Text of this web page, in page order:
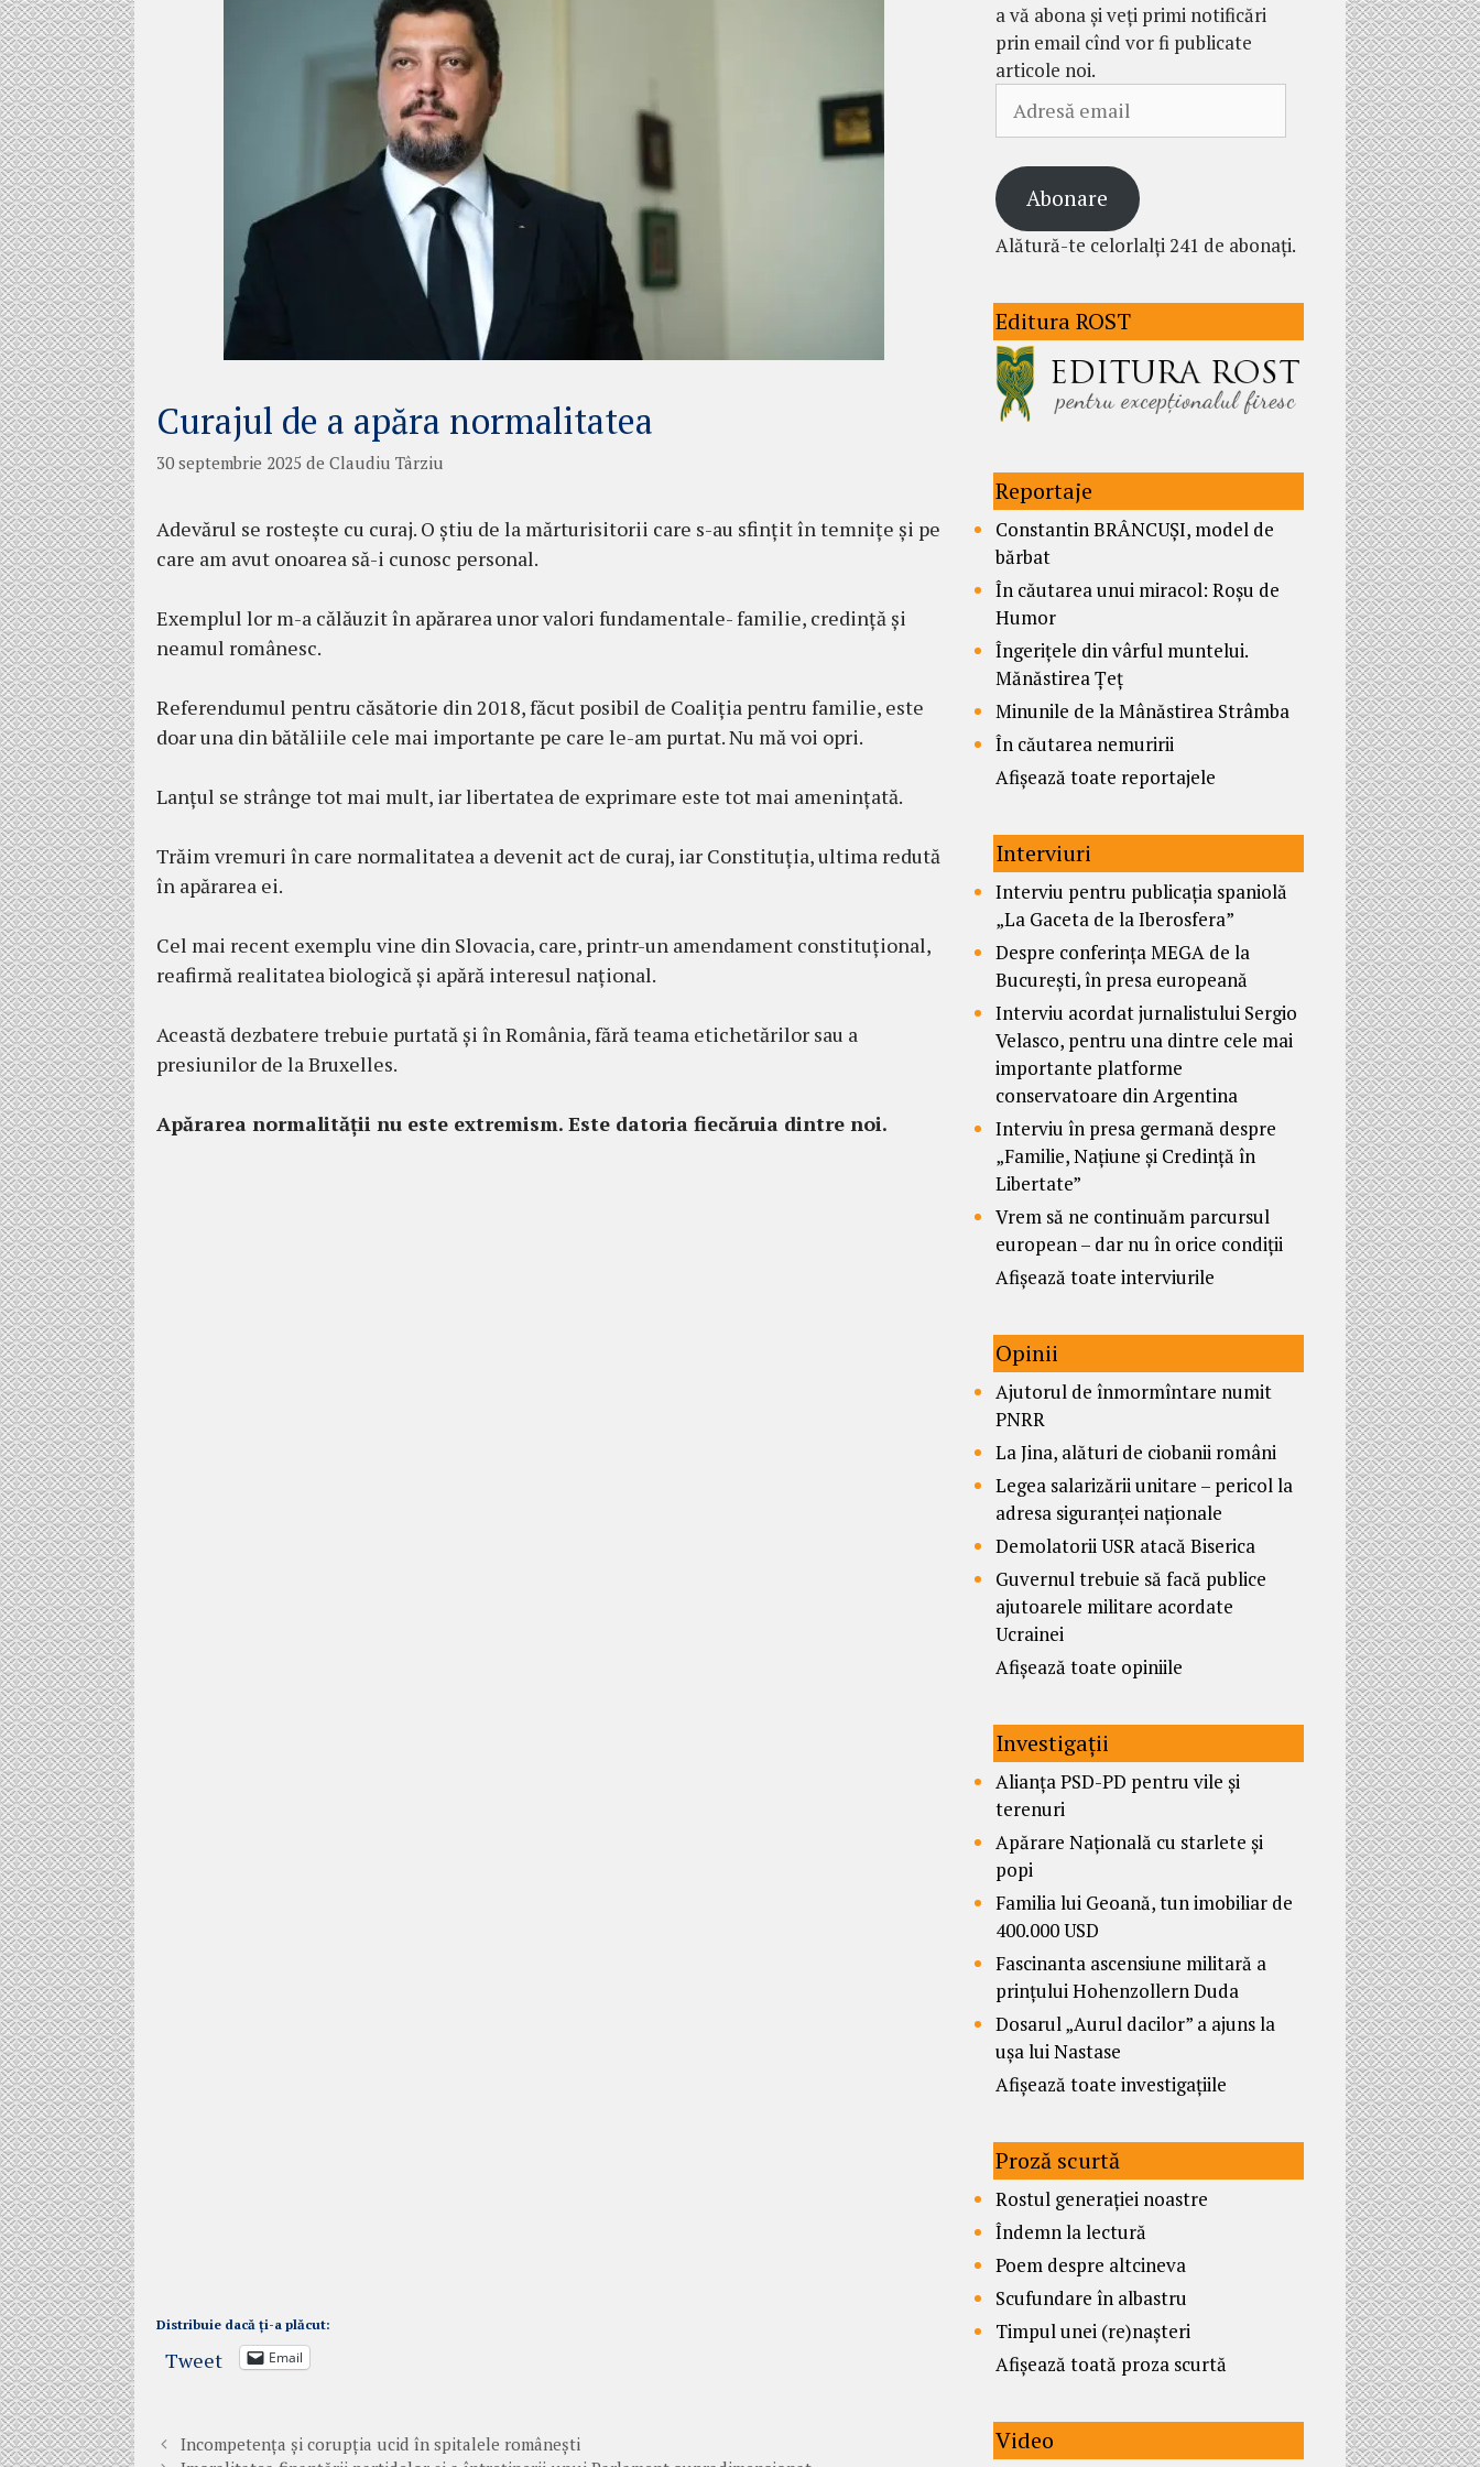
Curajul de a apăra normalitatea
30 septembrie 2025 de Claudiu Târziu
Adevărul se rostește cu curaj. O știu de la mărturisitorii care s-au sfințit în temnițe și pe
care am avut onoarea să-i cunosc personal.
Exemplul lor m-a călăuzit în apărarea unor valori fundamentale- familie, credință și
neamul românesc.
Referendumul pentru căsătorie din 2018, făcut posibil de Coaliția pentru familie, este
doar una din bătăliile cele mai importante pe care le-am purtat. Nu mă voi opri.
Lanțul se strânge tot mai mult, iar libertatea de exprimare este tot mai amenințată.
Trăim vremuri în care normalitatea a devenit act de curaj, iar Constituția, ultima redută
în apărarea ei.
Cel mai recent exemplu vine din Slovacia, care, printr-un amendament constituțional,
reafirmă realitatea biologică și apără interesul național.
Această dezbatere trebuie purtată și în România, fără teama etichetărilor sau a
presiunilor de la Bruxelles.
Apărarea normalității nu este extremism. Este datoria fiecăruia dintre noi.
Distribuie dacă ți-a plăcut:
Tweet Email
Incompetența și corupția ucid în spitalele românești
a vă abona și veți primi notificări
prin email cînd vor fi publicate
articole noi.
email
Abonare
Alătură-te celorlalți 241 de abonați.
Editura ROST
Reportaje
Constantin BRÂNCUȘI, model de
bărbat
În căutarea unui miracol: Roșu de
Humor
Îngerițele din vârful muntelui.
Mănăstirea Țeț
Minunile de la Mânăstirea Strâmba
În căutarea nemuririi
Afișează toate reportajele
Interviuri
Interviu pentru publicația spaniolă
„La Gaceta de la Iberosfera”
Despre conferința MEGA de la
București, în presa europeană
Interviu acordat jurnalistului Sergio
Velasco, pentru una dintre cele mai
importante platforme
conservatoare din Argentina
Interviu în presa germană despre
„Familie, Națiune și Credință în
Libertate”
Vrem să ne continuăm parcursul
european – dar nu în orice condiții
Afișează toate interviurile
Opinii
Ajutorul de înmormîntare numit
PNRR
La Jina, alături de ciobanii români
Legea salarizării unitare – pericol la
adresa siguranței naționale
Demolatorii USR atacă Biserica
Guvernul trebuie să facă publice
ajutoarele militare acordate
Ucrainei
Afișează toate opiniile
Investigații
Alianța PSD-PD pentru vile și
terenuri
Apărare Națională cu starlete și
popi
Familia lui Geoană, tun imobiliar de
400.000 USD
Fascinanta ascensiune militară a
prințului Hohenzollern Duda
Dosarul „Aurul dacilor” a ajuns la
ușa lui Nastase
Afișează toate investigațiile
Proză scurtă
Rostul generației noastre
Îndemn la lectură
Poem despre altcineva
Scufundare în albastru
Timpul unei (re)nașteri
Afișează toată proza scurtă
Video